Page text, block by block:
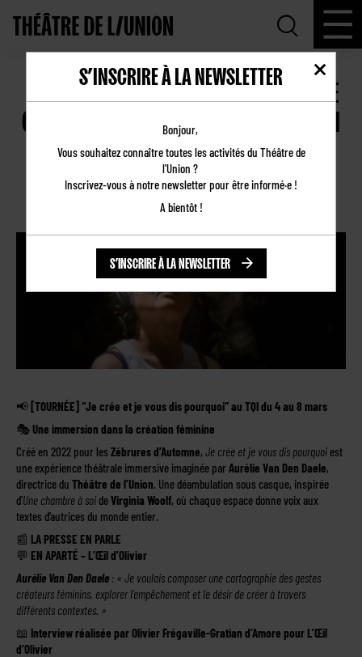
📰 LA PRESSE EN PARLE – TOURNÉE “JE
CRÉE ET JE VOUS DIS POURQUOI” AU TQI
DU 4 AU 8 MARS
03.03.2025
Revue de presse
📢 [TOURNÉE] “Je crée et je vous dis pourquoi” au TQI du 4 au 8 mars
🎭Une immersion dans la création féminine
Créé en 2022 pour lesZébrures d’Automne, Je crée et je vous dis pourquoi est
une expérience théâtrale immersive imaginée par Aurélie Van Den Daele,
directrice du Théâtre de l’Union . Une déambulation sous casque, inspirée
d’Une chambre à soi deVirginia Woolf, où chaque espace donne voix aux
textes d’autrices du monde entier.
📰 LA PRESSE EN PARLE
💬 EN APARTÉ – L’Œil d’Olivier
Aurélie Van Den Daele : « Je voulais composer une cartographie des gestes
créateurs féminins, explorer l’empêchement et le désir de créer à travers
différents contextes. »
📖 Interview réalisée par Olivier Frégaville-Gratian d’Amore pour L’Œil
d’Olivier
S’INSCRIRE À LA NEWSLETTER
Bonjour,
Vous souhaitez connaître toutes les activités du Théâtre de
l'Union ?
Inscrivez-vous à notre newsletter pour être informé·e !
A bientôt !
S’INSCRIRE À LA NEWSLETTER